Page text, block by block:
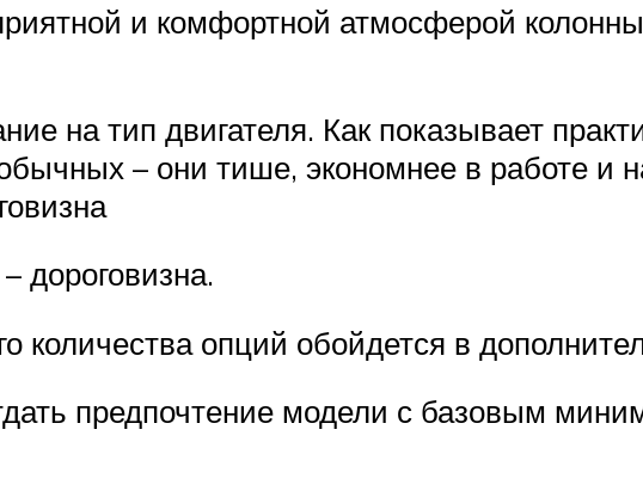
и комфортной атмосферой
на тип двигателя. Как показывает
– они тише, экономнее в работе и
дороговизна.
количества опций обойдется в
предпочтение модели с базовым